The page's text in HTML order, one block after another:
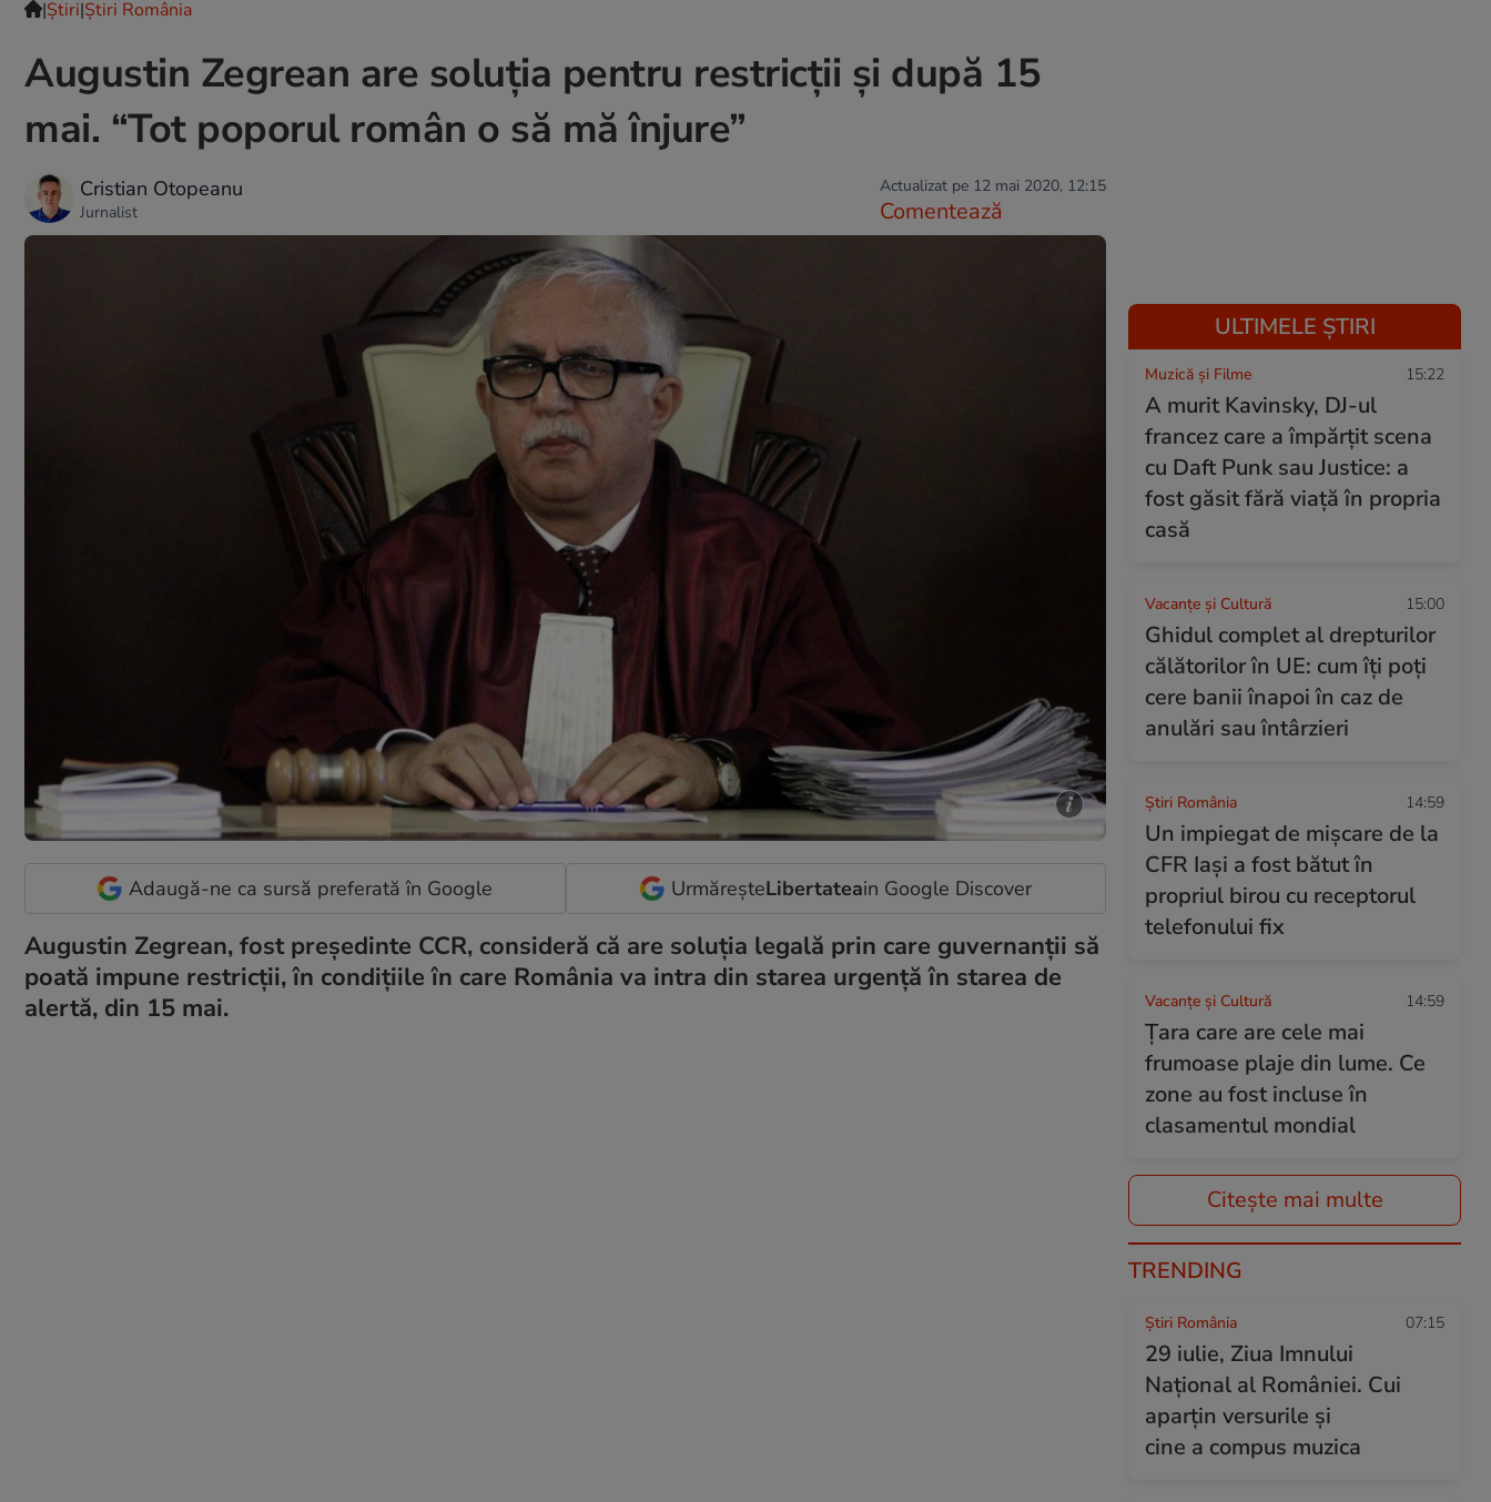
|Ştiri|Știri România
Augustin Zegrean are soluția pentru restricții şi după 15
mai. “Tot poporul român o să mă înjure”
Cristian Otopeanu
Jurnalist
Actualizat pe 12 mai 2020, 12:15
Comentează
Adaugă-ne ca sursă preferată în Google UrmăreșteLibertateain Google Discover
Augustin Zegrean, fost președinte CCR, consideră că are soluția legală prin care guvernanții să
poată impune restricții, în condițiile în care România va intra din starea urgenţă în starea de
alertă, din 15 mai.
ULTIMELE ȘTIRI
Muzică și Filme 15:22
A murit Kavinsky, DJ-ul
francez care a împărțit scena
cu Daft Punk sau Justice: a
fost găsit fără viață în propria
casă
Vacanțe și Cultură 15:00
Ghidul complet al drepturilor
călătorilor în UE: cum îți poți
cere banii înapoi în caz de
anulări sau întârzieri
Știri România 14:59
Un impiegat de mișcare de la
CFR Iași a fost bătut în
propriul birou cu receptorul
telefonului fix
Vacanțe și Cultură 14:59
Țara care are cele mai
frumoase plaje din lume. Ce
zone au fost incluse în
clasamentul mondial
Citește mai multe
TRENDING
Știri România 07:15
29 iulie, Ziua Imnului
Național al României. Cui
aparțin versurile și
cine a compus muzica